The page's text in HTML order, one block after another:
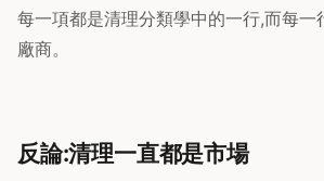
每一項都是清理分類學中的一行,而每一
廠商。
反論:清理一直都是市場